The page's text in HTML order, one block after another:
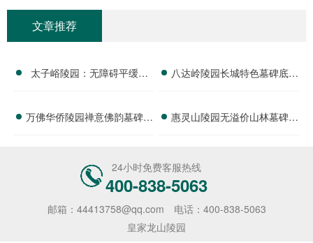
文章推荐
太子峪陵园：无障碍平缓墓
额外减免
八达岭陵园长城特色墓碑底价
详解
万佛华侨陵园禅意佛韵墓碑梯
解
惠灵山陵园无溢价山林墓碑完
24小时免费客服热线
400-838-5063
邮箱：44413758@qq.com
电话：400-838-5063
皇家龙山陵园